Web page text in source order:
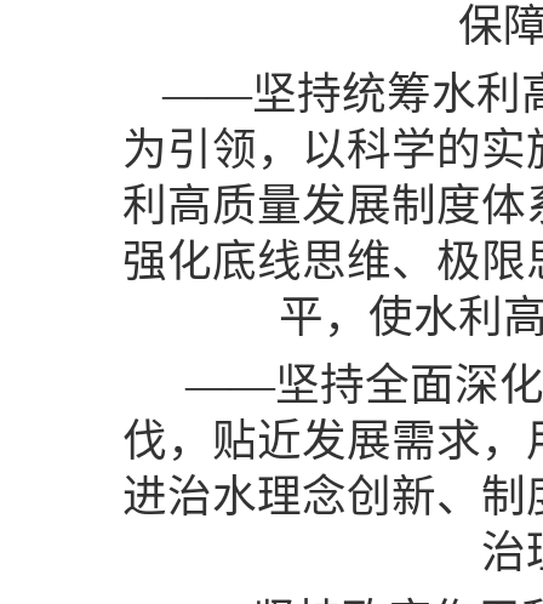
保
——坚持统筹水利
为引领，以科学的
利高质量发展制度
强化底线思维、极
平，使水利
——坚持全面深化
伐，贴近发展需求
进治水理念创新、
治